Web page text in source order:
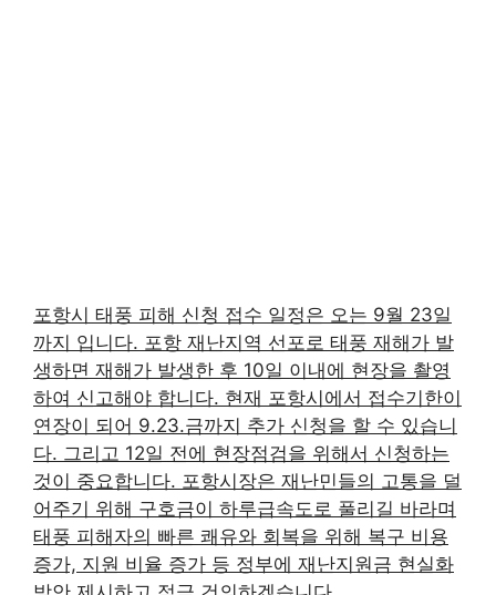
포항시 태풍 피해 신청 접수 일정은 오는 9월 23일
까지 입니다. 포항 재난지역 선포로 태풍 재해가 발
생하면 재해가 발생한 후 10일 이내에 현장을 촬영
하여 신고해야 합니다. 현재 포항시에서 접수기한이
연장이 되어 9.23.금까지 추가 신청을 할 수 있습니
다. 그리고 12일 전에 현장점검을 위해서 신청하는
것이 중요합니다. 포항시장은 재난민들의 고통을 덜
어주기 위해 구호금이 하루급속도로 풀리길 바라며
태풍 피해자의 빠른 쾌유와 회복을 위해 복구 비용
증가, 지원 비율 증가 등 정부에 재난지원금 현실화